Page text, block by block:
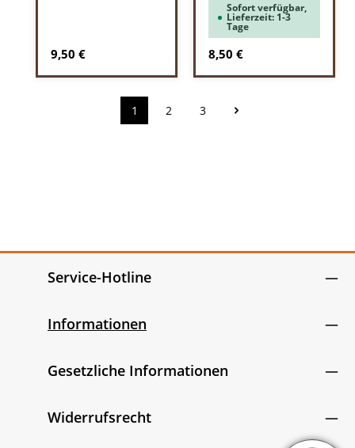
Regulärer Preis:
9,50 €
Sofort verfügbar,
Lieferzeit: 1-3
Tage
Regulärer Preis:
8,50 €
Seite
1 Seite
2 Seite
3
Service-Hotline
Informationen
Gesetzliche Informationen
Widerrufsrecht